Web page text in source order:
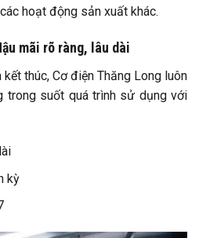
hoạt động sản xuất khác.
mãi rõ ràng, lâu dài
thúc, Cơ điện Thăng Long luôn
trong suốt quá trình sử dụng với
kỳ